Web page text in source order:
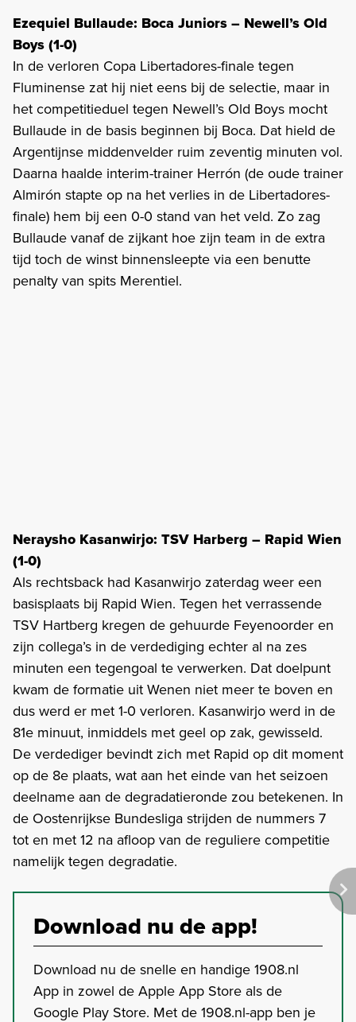
Ezequiel Bullaude: Boca Juniors – Newell’s Old
Boys (1-0)
In de verloren Copa Libertadores-finale tegen
Fluminense zat hij niet eens bij de selectie, maar in
het competitieduel tegen Newell’s Old Boys mocht
Bullaude in de basis beginnen bij Boca. Dat hield de
Argentijnse middenvelder ruim zeventig minuten vol.
Daarna haalde interim-trainer Herrón (de oude trainer
Almirón stapte op na het verlies in de Libertadores-
finale) hem bij een 0-0 stand van het veld. Zo zag
Bullaude vanaf de zijkant hoe zijn team in de extra
tijd toch de winst binnensleepte via een benutte
penalty van spits Merentiel.
Neraysho Kasanwirjo: TSV Harberg – Rapid Wien
(1-0)
Als rechtsback had Kasanwirjo zaterdag weer een
basisplaats bij Rapid Wien. Tegen het verrassende
TSV Hartberg kregen de gehuurde Feyenoorder en
zijn collega’s in de verdediging echter al na zes
minuten een tegengoal te verwerken. Dat doelpunt
kwam de formatie uit Wenen niet meer te boven en
dus werd er met 1-0 verloren. Kasanwirjo werd in de
81e minuut, inmiddels met geel op zak, gewisseld.
De verdediger bevindt zich met Rapid op dit moment
op de 8e plaats, wat aan het einde van het seizoen
deelname aan de degradatieronde zou betekenen. In
de Oostenrijkse Bundesliga strijden de nummers 7
tot en met 12 na afloop van de reguliere competitie
namelijk tegen degradatie.
Download nu de app!
Download nu de snelle en handige 1908.nl
App in zowel de Apple App Store als de
Google Play Store. Met de 1908.nl-app ben je